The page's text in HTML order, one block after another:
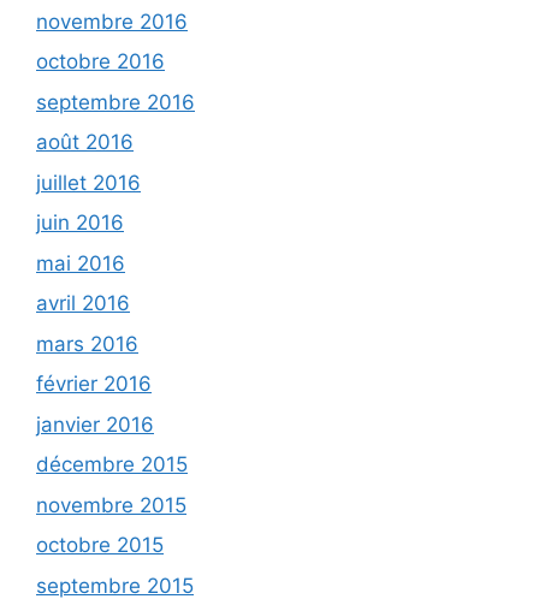
novembre 2016
octobre 2016
septembre 2016
août 2016
juillet 2016
juin 2016
mai 2016
avril 2016
mars 2016
février 2016
janvier 2016
décembre 2015
novembre 2015
octobre 2015
septembre 2015